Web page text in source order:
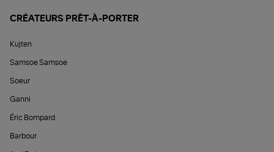
CRÉATEURS PRÊT-À-PORTER
Kujten
Samsoe Samsoe
Soeur
Ganni
Éric Bompard
Barbour